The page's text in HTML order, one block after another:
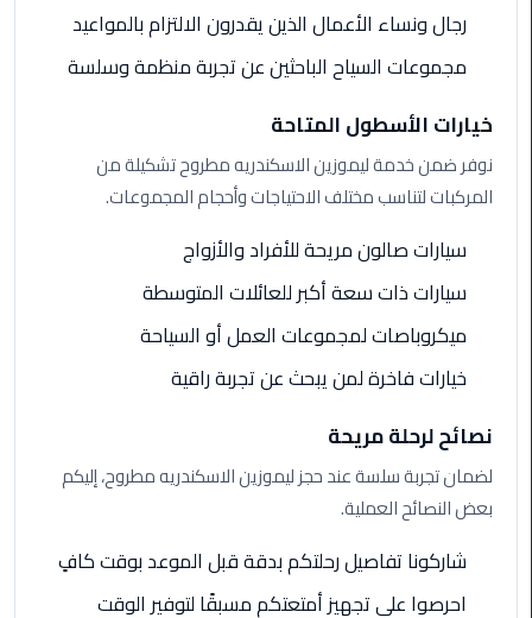
الساخن
ليموزين
مطار
العلمين
ليموزين
المطار
ليموزين
مطار
مرسي
مطروح
ليموزين
مطار
اكتوبر
ليموزين
مطار
رجال ونساء الأعمال الذين يقدرون الالتزام بالمواعيد
مجموعات السياح الباحثين عن تجربة منظمة وسلسة
خيارات الأسطول المتاحة
نوفر ضمن خدمة ليموزين الاسكندريه مطروح تشكيلة من
المركبات لتناسب مختلف الاحتياجات وأحجام المجموعات.
سيارات صالون مريحة للأفراد والأزواج
سيارات ذات سعة أكبر للعائلات المتوسطة
ميكروباصات لمجموعات العمل أو السياحة
خيارات فاخرة لمن يبحث عن تجربة راقية
نصائح لرحلة مريحة
لضمان تجربة سلسة عند حجز ليموزين الاسكندريه مطروح، إليكم
بعض النصائح العملية.
شاركونا تفاصيل رحلتكم بدقة قبل الموعد بوقت كافٍ
احرصوا على تجهيز أمتعتكم مسبقًا لتوفير الوقت